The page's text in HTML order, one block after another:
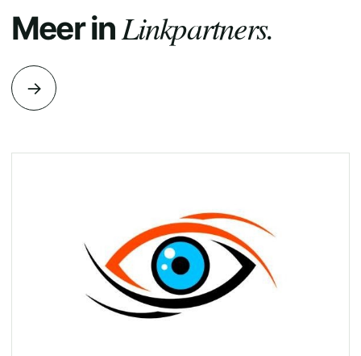
Meer inLinkpartners.
→